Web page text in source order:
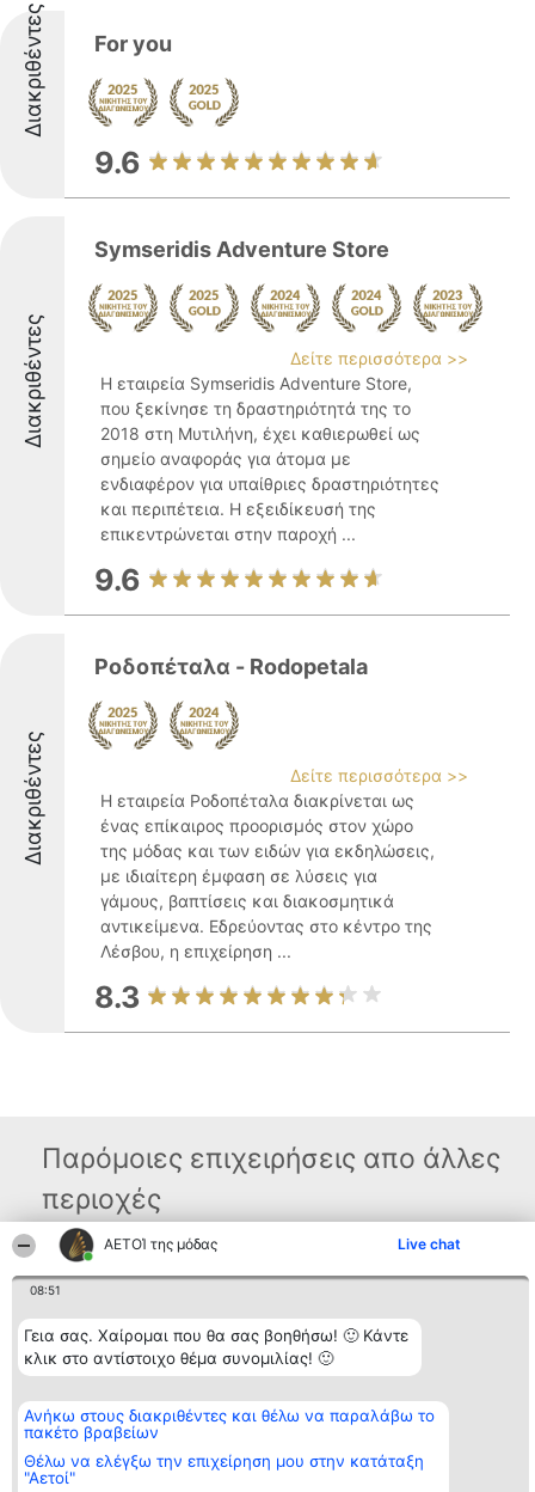
ΑΕΤΟΊ της μόδας Live chat
08:51
Γεια σας. Χαίρομαι που θα σας βοηθήσω! 🙂 Κάντε
κλικ στο αντίστοιχο θέμα συνομιλίας! 🙂
Ανήκω στους διακριθέντες και θέλω να παραλάβω το
πακέτο βραβείων
Θέλω να ελέγξω την επιχείρηση μου στην κατάταξη
"Αετοί"
Διακριθέντες For you
9.6
Διακριθέντες
Symseridis Adventure Store
Δείτε περισσότερα >>
Η εταιρεία Symseridis Adventure Store,
που ξεκίνησε τη δραστηριότητά της το
2018 στη Μυτιλήνη, έχει καθιερωθεί ως
σημείο αναφοράς για άτομα με
ενδιαφέρον για υπαίθριες δραστηριότητες
και περιπέτεια. Η εξειδίκευσή της
επικεντρώνεται στην παροχή ...
9.6
Διακριθέντες
Ροδοπέταλα - Rodopetala
Δείτε περισσότερα >>
Η εταιρεία Ροδοπέταλα διακρίνεται ως
ένας επίκαιρος προορισμός στον χώρο
της μόδας και των ειδών για εκδηλώσεις,
με ιδιαίτερη έμφαση σε λύσεις για
γάμους, βαπτίσεις και διακοσμητικά
αντικείμενα. Εδρεύοντας στο κέντρο της
Λέσβου, η επιχείρηση ...
8.3
Παρόμοιες επιχειρήσεις απο άλλες
περιοχές
Διοργανωτής της
κατάταξης
Μονοπρόσωπη ΙΚΕ
ΤΗΛ. ΕΠΙΚΟΙΝΩΝΙΑΣ:
2104128019
aetoi@beautifulcompany.co
Κατάταξη
των
διακριθέντων
Μεθοδολογία
προϋποθέσεις
ΠΟΛΙΤΙΚΗ
Επικοινωνία